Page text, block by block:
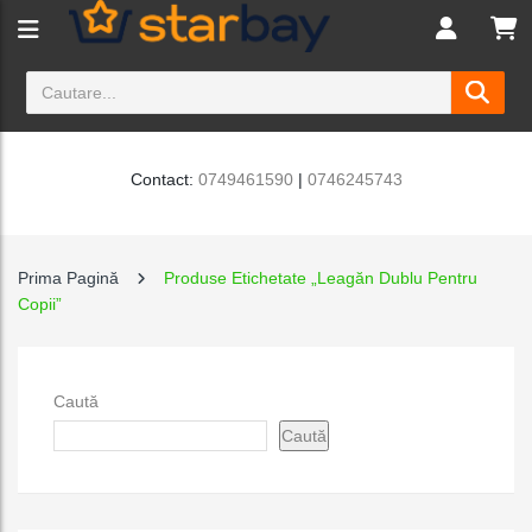
Contact: 0749461590| 0746245743
Prima Pagină
Produse Etichetate „Leagăn Dublu Pentru
Copii”
Caută
Caută